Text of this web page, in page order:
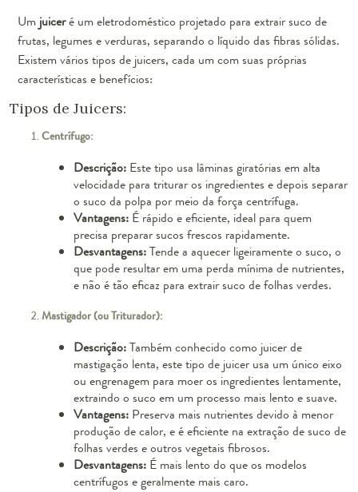
Um juiceré um eletrodoméstico projetado para extrair suco de
frutas, legumes e verduras, separando o líquido das fibras sólidas.
Existem vários tipos de juicers, cada um com suas próprias
características e benefícios:
Tipos de Juicers:
Centrífugo:
Descrição: Este tipo usa lâminas giratórias em alta
velocidade para triturar os ingredientes e depois separar
o suco da polpa por meio da força centrífuga.
Vantagens: É rápido e eficiente, ideal para quem
precisa preparar sucos frescos rapidamente.
Desvantagens:Tende a aquecer ligeiramente o suco, o
que pode resultar em uma perda mínima de nutrientes,
e não é tão eficaz para extrair suco de folhas verdes.
Mastigador (ou Triturador):
Descrição:Também conhecido como juicer de
mastigação lenta, este tipo de juicer usa um único eixo
ou engrenagem para moer os ingredientes lentamente,
extraindo o suco em um processo mais lento e suave.
Vantagens: Preserva mais nutrientes devido à menor
produção de calor, e é eficiente na extração de suco de
folhas verdes e outros vegetais fibrosos.
Desvantagens: É mais lento do que os modelos
centrífugos e geralmente mais caro.